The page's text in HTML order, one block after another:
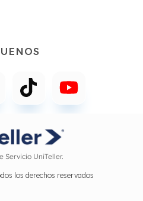
Servicio UniTeller.
los derechos reservados